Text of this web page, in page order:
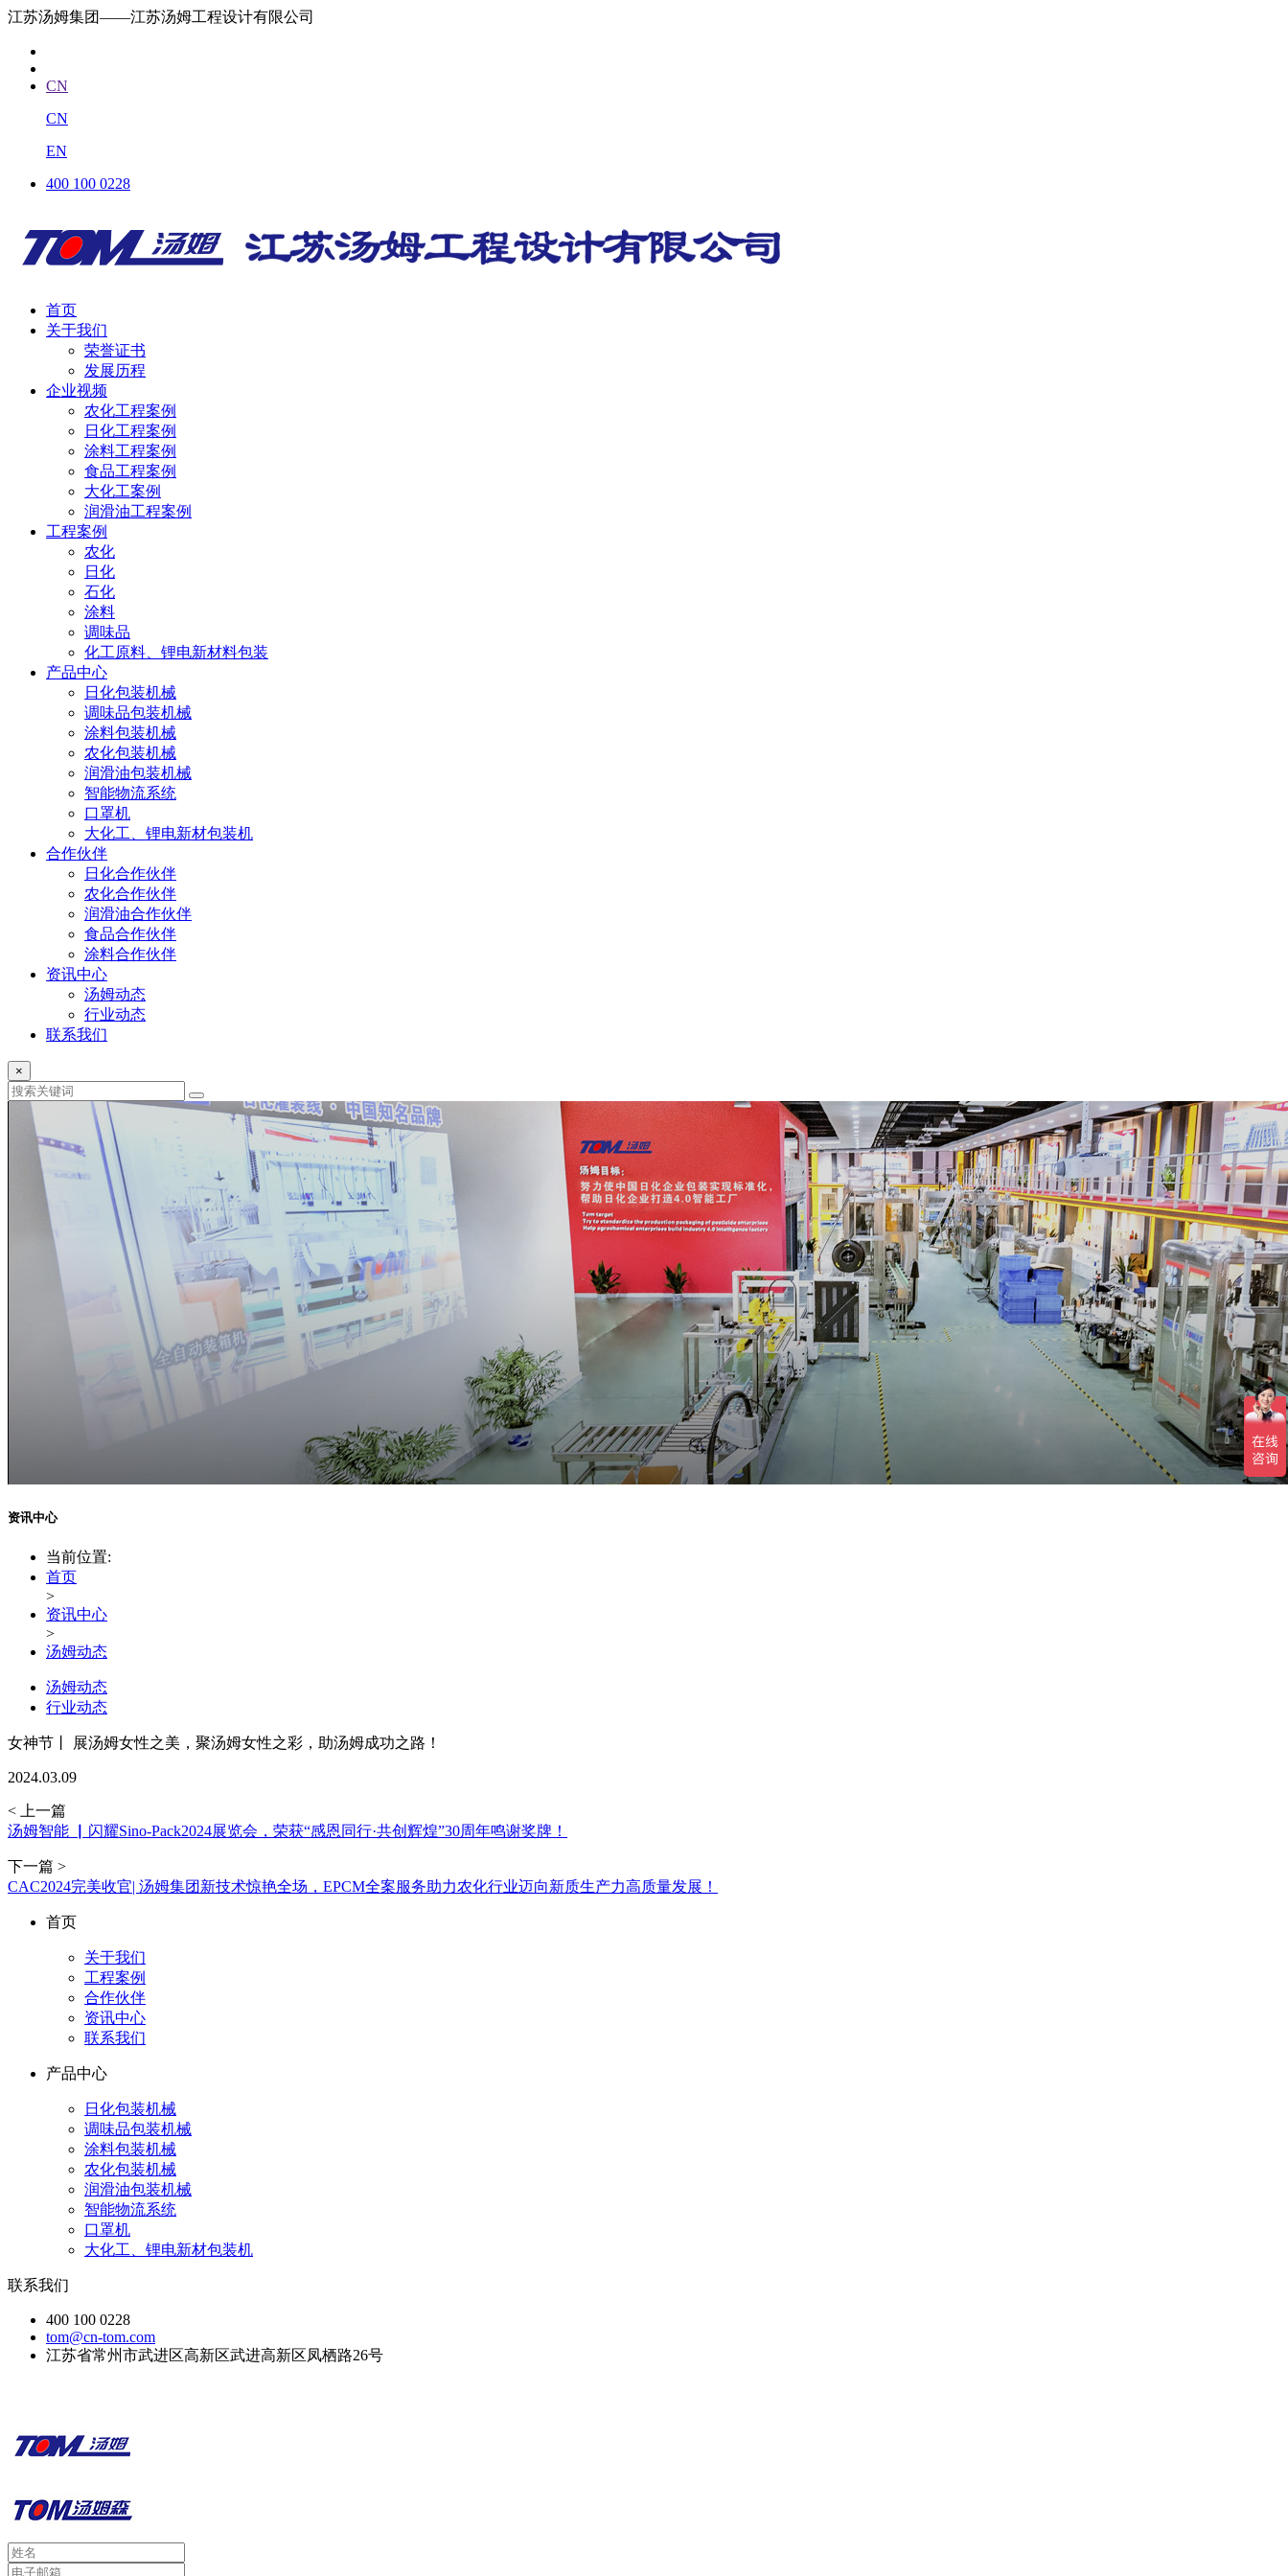
江苏汤姆集团——江苏汤姆工程设计有限公司
CN
CN
EN
400 100 0228
首页
关于我们
荣誉证书
发展历程
企业视频
农化工程案例
日化工程案例
涂料工程案例
食品工程案例
大化工案例
润滑油工程案例
工程案例
农化
日化
石化
涂料
调味品
化工原料、锂电新材料包装
产品中心
日化包装机械
调味品包装机械
涂料包装机械
农化包装机械
润滑油包装机械
智能物流系统
口罩机
大化工、锂电新材包装机
合作伙伴
日化合作伙伴
农化合作伙伴
润滑油合作伙伴
食品合作伙伴
涂料合作伙伴
资讯中心
汤姆动态
行业动态
联系我们
×
资讯中心
当前位置:
首页
>
资讯中心
>
汤姆动态
汤姆动态
行业动态
女神节丨 展汤姆女性之美，聚汤姆女性之彩，助汤姆成功之路！
2024.03.09
< 上一篇
汤姆智能 ▏闪耀Sino-Pack2024展览会，荣获“感恩同行·共创辉煌”30周年鸣谢奖牌！
下一篇 >
CAC2024完美收官| 汤姆集团新技术惊艳全场，EPCM全案服务助力农化行业迈向新质生产力高质量发展！
首页
关于我们
工程案例
合作伙伴
资讯中心
联系我们
产品中心
日化包装机械
调味品包装机械
涂料包装机械
农化包装机械
润滑油包装机械
智能物流系统
口罩机
大化工、锂电新材包装机
联系我们
400 100 0228
tom@cn-tom.com
江苏省常州市武进区高新区武进高新区凤栖路26号